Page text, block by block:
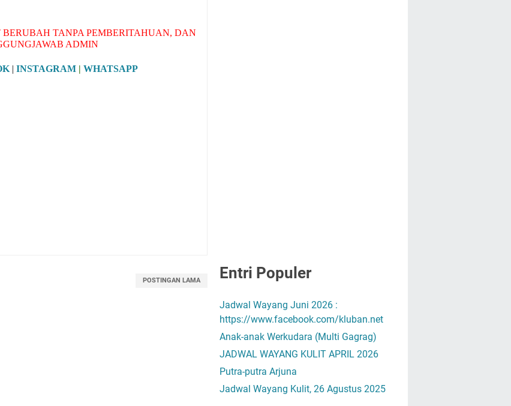
TANPA PEMBERITAHUAN, DAN
ADMIN
|INSTAGRAM |WHATSAPP
POSTINGAN LAMA Entri Populer
Jadwal Wayang Juni 2026 :
https://www.facebook.com/kluban.net
Anak-anak Werkudara (Multi Gagrag)
JADWAL WAYANG KULIT APRIL 2026
Putra-putra Arjuna
Jadwal Wayang Kulit, 26 Agustus 2025